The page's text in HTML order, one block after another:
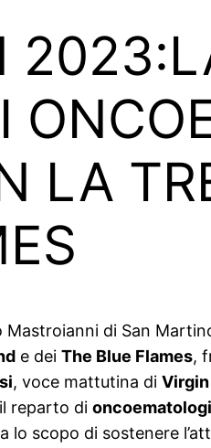
LA
di San
e dei The Blue Flames,
, voce mattutina di Virgin
reparto di
lo scopo di sostenere